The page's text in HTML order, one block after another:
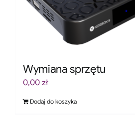
Wymiana sprzętu
0,00 zł
Dodaj do koszyka